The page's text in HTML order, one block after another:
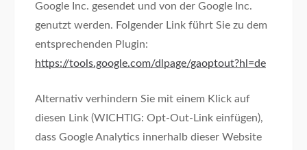
Google Inc. gesendet und von der Google Inc.
genutzt werden. Folgender Link führt Sie zu dem
entsprechenden Plugin:
https://tools.google.com/dlpage/gaoptout?hl=de
Alternativ verhindern Sie mit einem Klick auf
diesen Link (WICHTIG: Opt-Out-Link einfügen),
dass Google Analytics innerhalb dieser Website